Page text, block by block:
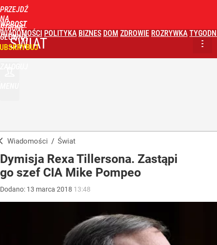
PRZEJDŹ
NA
STRONĘ
GŁÓWNĄ
WPROST
WIADOMOŚCI POLITYKA BIZNES DOM ZDROWIE ROZRYWKA
ŚWIAT
Wiadomości / Świat
Dymisja Rexa Tillersona. Zastąpi
go szef CIA Mike Pompeo
Dodano: 13 marca 2018 13:48